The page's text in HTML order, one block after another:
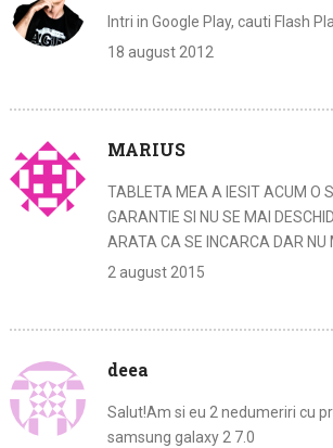
Intri in Google Play, cauti Flash
18 august 2012
MARIUS
TABLETA MEA A IESIT ACUM O
GARANTIE SI NU SE MAI
ARATA CA SE INCARCA DAR NU
2 august 2015
deea
Salut!Am si eu 2 nedumeriri cu
samsung galaxy 2 7.0